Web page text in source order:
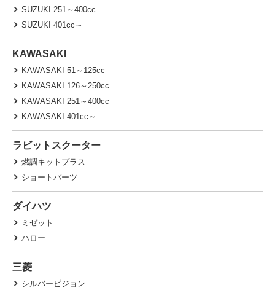
SUZUKI 251～400cc
SUZUKI 401cc～
KAWASAKI
KAWASAKI 51～125cc
KAWASAKI 126～250cc
KAWASAKI 251～400cc
KAWASAKI 401cc～
ラビットスクーター
燃調キットプラス
ショートパーツ
ダイハツ
ミゼット
ハロー
三菱
シルバーピジョン